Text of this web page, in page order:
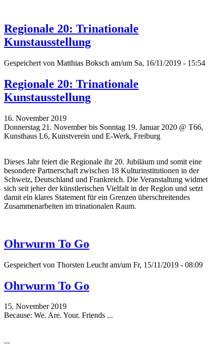
Regionale 20: Trinationale
Kunstausstellung
Gespeichert von Matthias Boksch am/um Sa, 16/11/2019 - 15:54
Regionale 20: Trinationale
Kunstausstellung
16. November 2019
Donnerstag 21. November bis Sonntag 19. Januar 2020 @ T66,
Kunsthaus L6, Kunstverein und E-Werk, Freiburg
Dieses Jahr feiert die Regionale ihr 20. Jubiläum und somit eine
besondere Partnerschaft zwischen 18 Kulturinstitutionen in der
Schweiz, Deutschland und Frankreich. Die Veranstaltung widmet
sich seit jeher der künstlerischen Vielfalt in der Region und setzt
damit ein klares Statement für ein Grenzen überschreitendes
Zusammenarbeiten im trinationalen Raum.
Ohrwurm To Go
Gespeichert von Thorsten Leucht am/um Fr, 15/11/2019 - 08:09
Ohrwurm To Go
15. November 2019
Because: We. Are. Your. Friends ...
...